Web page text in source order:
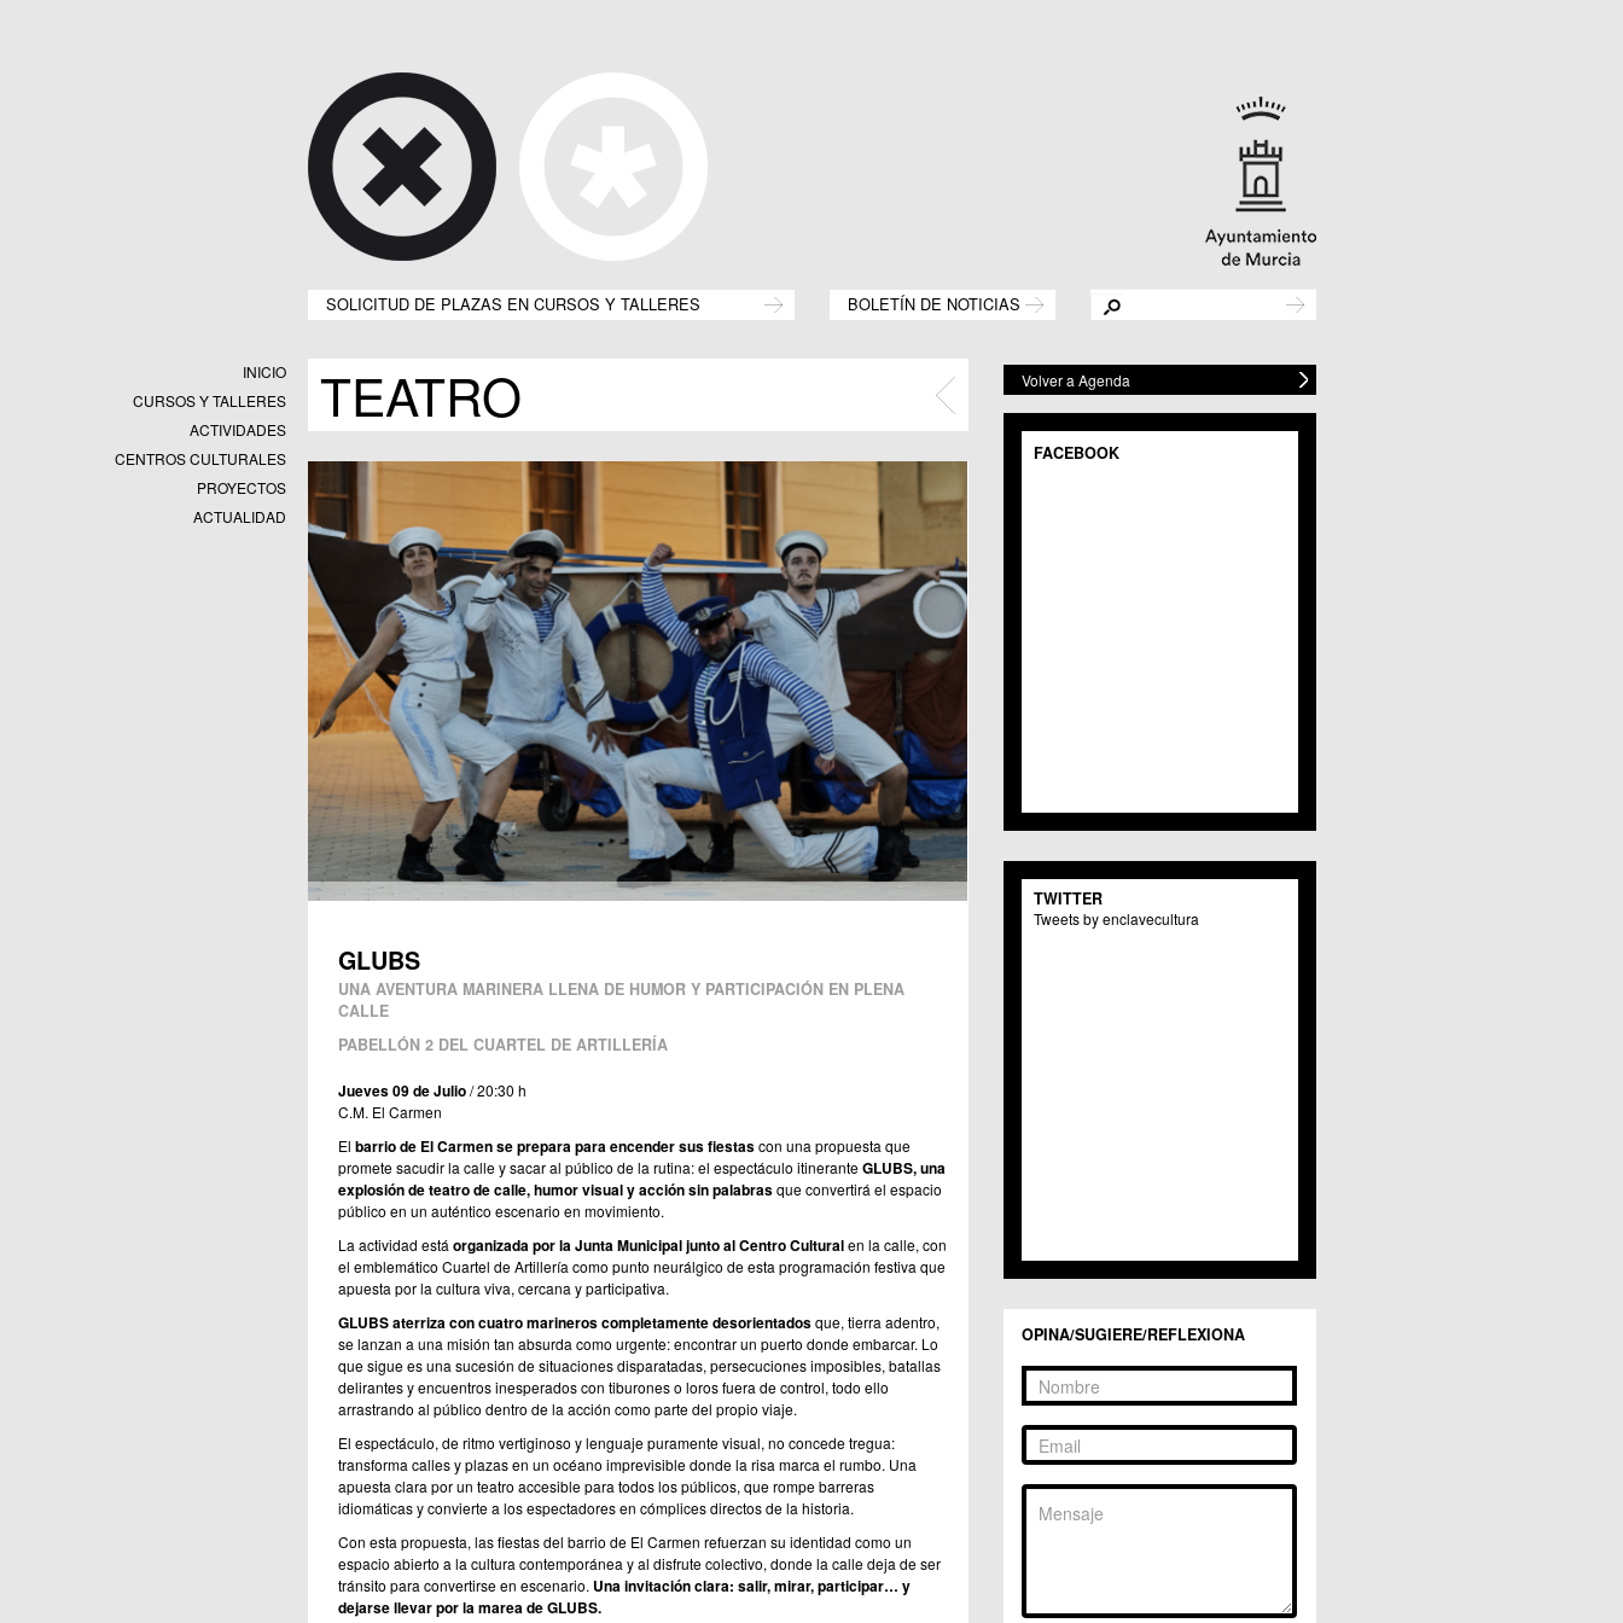
SOLICITUD DE PLAZAS EN CURSOS Y TALLERES BOLETÍN DE NOTICIAS
INICIO
CURSOS Y TALLERES
ACTIVIDADES
CENTROS CULTURALES
Equipamientos
PROYECTOS
Exposiciones
ACTUALIDAD
TEATRO
GLUBS
UNA AVENTURA MARINERA LLENA DE HUMOR Y PARTICIPACIÓN EN PLENA
CALLE
PABELLÓN 2 DEL CUARTEL DE ARTILLERÍA
Jueves 09 de Julio/ 20:30 h
C.M. El Carmen
El barrio de El Carmen se prepara para encender sus fiestascon una propuesta que
promete sacudir la calle y sacar al público de la rutina: el espectáculo itineranteGLUBS, una
explosión de teatro de calle, humor visual y acción sin palabrasque convertirá el espacio
público en un auténtico escenario en movimiento.
La actividad está organizada por la Junta Municipal junto al Centro Culturalen la calle, con
el emblemático Cuartel de Artillería como punto neurálgico de esta programación festiva que
apuesta por la cultura viva, cercana y participativa.
GLUBS aterriza con cuatro marineros completamente desorientadosque, tierra adentro,
se lanzan a una misión tan absurda como urgente: encontrar un puerto donde embarcar. Lo
que sigue es una sucesión de situaciones disparatadas, persecuciones imposibles, batallas
delirantes y encuentros inesperados con tiburones o loros fuera de control, todo ello
arrastrando al público dentro de la acción como parte del propio viaje.
El espectáculo, de ritmo vertiginoso y lenguaje puramente visual, no concede tregua:
transforma calles y plazas en un océano imprevisible donde la risa marca el rumbo. Una
apuesta clara por un teatro accesible para todos los públicos, que rompe barreras
idiomáticas y convierte a los espectadores en cómplices directos de la historia.
Con esta propuesta, las fiestas del barrio de El Carmen refuerzan su identidad como un
espacio abierto a la cultura contemporánea y al disfrute colectivo, donde la calle deja de ser
tránsito para convertirse en escenario. Una invitación clara: salir, mirar, participar… y
dejarse llevar por la marea de GLUBS.
Volver a Agenda
FACEBOOK
TWITTER
Tweets by enclavecultura
OPINA/SUGIERE/REFLEXIONA